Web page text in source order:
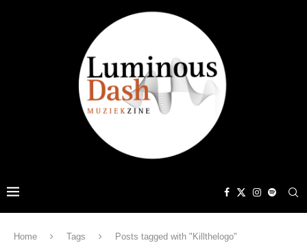
Home Tags Posts tagged with "Killthelogo"